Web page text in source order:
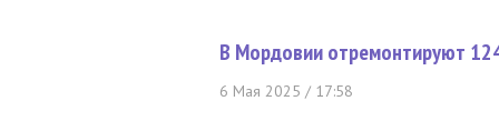
В Мордовии отремонтируют
6 Мая 2025 / 17:58